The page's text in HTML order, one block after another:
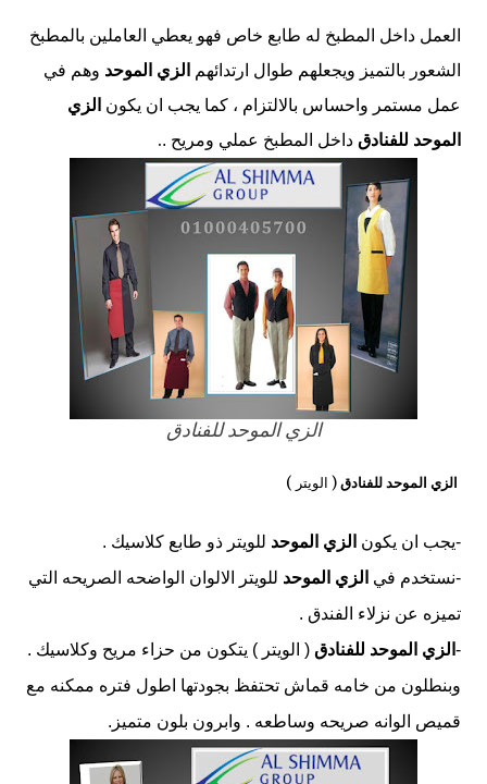
العمل داخل المطبخ له طابع خاص فهو يعطي العاملين بالمطبخ
الشعور بالتميز ويجعلهم طوال ارتدائهم
الزي الموحد وهم في
عمل مستمر واحساس بالالتزام ، كما يجب ان يكون الزي
الموحد للفنادق داخل المطبخ عملي ومريح .
.
الزي الموحد للفنادق
الزي الموحد للفنادق( الويتر )
-يجب ان يكون الزي الموحد للويتر ذو طابع كلاسيك .
-نستخدم في الزي الموحد للويتر الالوان الواضحه الصريحه التي
تميزه عن نزلاء الفندق .
- الزي الموحد للفنادق ( الويتر ) يتكون من حزاء مريح وكلاسيك .
وبنطلون من خامه قماش تحتفظ بجودتها اطول فتره ممكنه مع
قميص الوانه صريحه وساطعه . وابرون بلون متميز.